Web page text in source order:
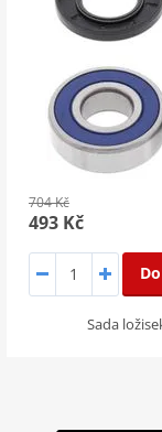
704 Kč
493 Kč
Sada